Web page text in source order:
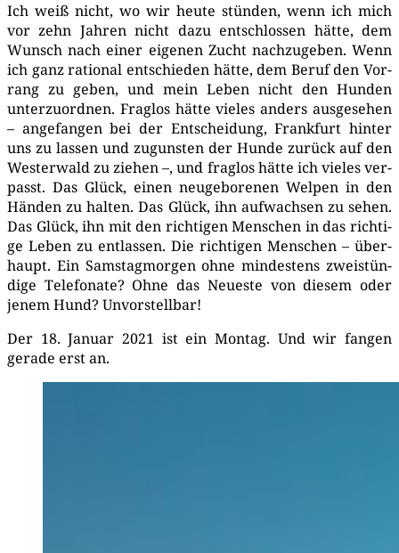
Ich weiß nicht, wo wir heu­te stün­den, wenn ich mich
vor zehn Jah­ren nicht dazu ent­schlos­sen hät­te, dem
Wunsch nach einer eige­nen Zucht nach­zu­ge­ben. Wenn
ich ganz ratio­nal ent­schie­den hät­te, dem Beruf den Vor­
rang zu geben, und mein Leben nicht den Hun­den
unter­zu­ord­nen. Frag­los hät­te vie­les anders aus­ge­se­hen
– ange­fan­gen bei der Ent­schei­dung, Frank­furt hin­ter
uns zu las­sen und zuguns­ten der Hun­de zurück auf den
Wes­ter­wald zu zie­hen –, und frag­los hät­te ich vie­les ver­
passt. Das Glück, einen neu­ge­bo­re­nen Wel­pen in den
Hän­den zu hal­ten. Das Glück, ihn auf­wach­sen zu sehen.
Das Glück, ihn mit den rich­ti­gen Men­schen in das rich­ti­
ge Leben zu ent­las­sen. Die rich­ti­gen Men­schen – über­
haupt. Ein Sams­tag­mor­gen ohne min­des­tens zwei­stün­
di­ge Tele­fo­na­te? Ohne das Neu­es­te von die­sem oder
jenem Hund? Unvorstellbar!
Der 18. Janu­ar 2021 ist ein Mon­tag. Und wir fan­gen
gera­de erst an.